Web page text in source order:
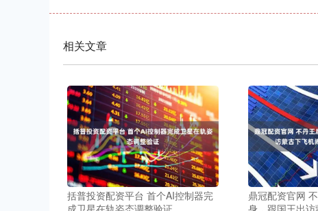
相关文章
括普投资配资平台 首个AI控制器完
成卫星在轨姿态调整验证
鼎冠配资官网
身，跟国王出